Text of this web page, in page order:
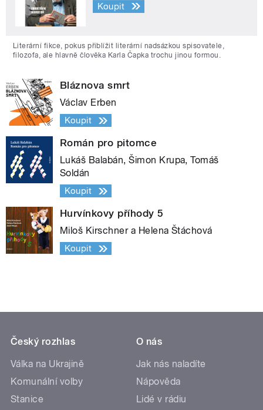
Koupit
Literární fikce, pokus přiblížit literární nadsázkou spisovatele,
filozofa, ale hlavně člověka Karla Čapka trochu jinou formou.
Bláznova smrt
Václav Erben
Koupit
Román pro pitomce
Lukáš Balabán, Šimon Krupa, Tomáš
Soldán
Koupit
Hurvínkovy příhody 5
Miloš Kirschner a Helena Štáchová
Koupit
Český rozhlas
Válka na Ukrajině
Komunální volby
Stanice
O nás
Jak nás naladíte
Nápověda
Lidé v rádiu